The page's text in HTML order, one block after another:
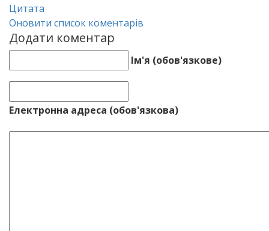
Цитата
Оновити список коментарів
Додати коментар
Ім'я (обов'язкове)
Електронна адреса (обов'язкова)